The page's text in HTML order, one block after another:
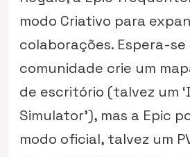
modo Criativo para
colaborações. Espera-se
comunidade crie um
de escritório (talvez um
Simulator’), mas a Epic
modo oficial, talvez um